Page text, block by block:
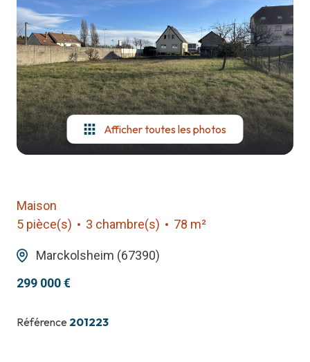
notre
agence
contact
Afficher toutes les photos
Maison
5 pièce(s)
3 chambre(s) 78 m²
Marckolsheim (67390)
299 000 €
Référence 201223